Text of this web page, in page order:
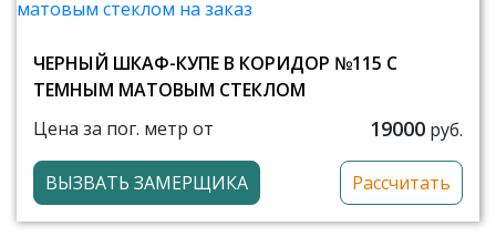
ЧЕРНЫЙ ШКАФ-КУПЕ В КОРИДОР №115 С
ТЕМНЫМ МАТОВЫМ СТЕКЛОМ
Цена за пог. метр от
19000 руб.
ВЫЗВАТЬ ЗАМЕРЩИКА Рассчитать